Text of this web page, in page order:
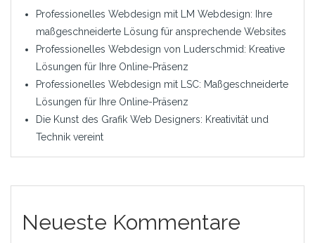
Professionelles Webdesign mit LM Webdesign: Ihre
maßgeschneiderte Lösung für ansprechende Websites
Professionelles Webdesign von Luderschmid: Kreative
Lösungen für Ihre Online-Präsenz
Professionelles Webdesign mit LSC: Maßgeschneiderte
Lösungen für Ihre Online-Präsenz
Die Kunst des Grafik Web Designers: Kreativität und
Technik vereint
Neueste Kommentare